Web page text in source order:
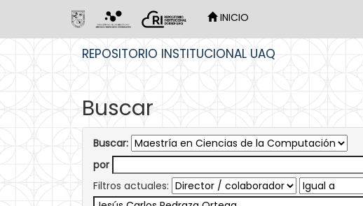
INICIO
REPOSITORIO INSTITUCIONAL UAQ
Buscar
Buscar:
por
Filtros actuales: